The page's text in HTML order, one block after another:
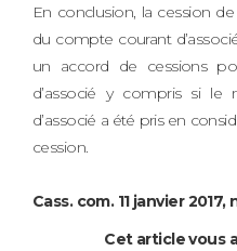
En conclusion, la cession
du compte courant
un accord de cessions
d’associé y compris si
d’associé a été pris en
cession.
Cass. com. 11 janvier 2017,
Cet article vous